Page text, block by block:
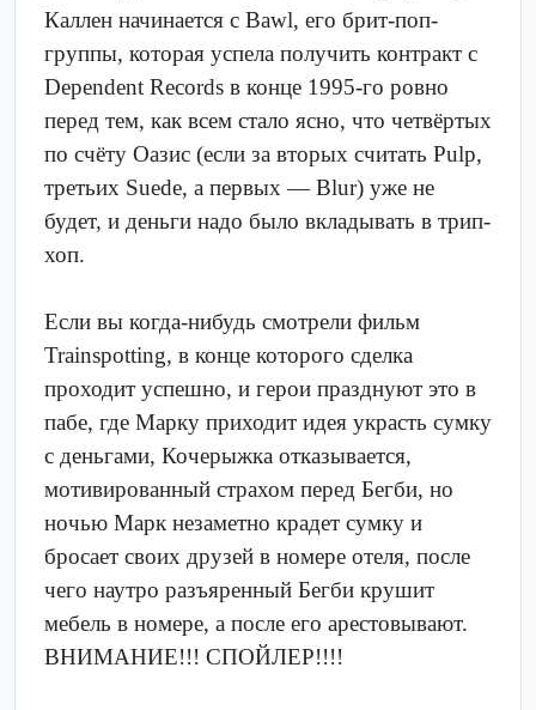
Каллен начинается с Bawl, его брит-поп-
группы, которая успела получить контракт с
Dependent Records в конце 1995-го ровно
перед тем, как всем стало ясно, что четвёртых
по счёту Оазис (если за вторых считать Pulp,
третьих Suede, а первых — Blur) уже не
будет, и деньги надо было вкладывать в трип-
хоп.
Если вы когда-нибудь смотрели фильм
Trainspotting, в конце которого сделка
проходит успешно, и герои празднуют это в
пабе, где Марку приходит идея украсть сумку
с деньгами, Кочерыжка отказывается,
мотивированный страхом перед Бегби, но
ночью Марк незаметно крадет сумку и
бросает своих друзей в номере отеля, после
чего наутро разъяренный Бегби крушит
мебель в номере, а после его арестовывают.
ВНИМАНИЕ!!! СПОЙЛЕР!!!!